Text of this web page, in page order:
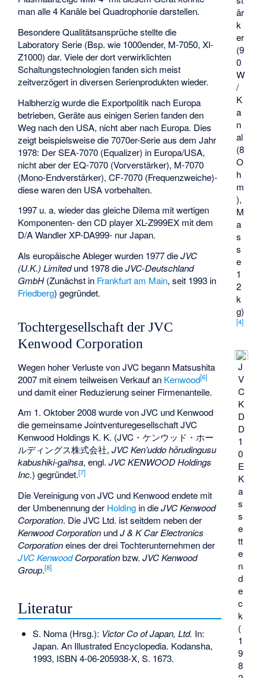
är
k
er
(9
0
W
/
K
a
n
al
(8
O
h
m
),
M
a
s
s
e
1
2
k
g)
[4]
J
V
C
K
D
D
1
0
E
K
a
s
s
e
tt
e
n
d
e
c
k
(
1
9
8
man alle 4 Kanäle bei Quadrophonie darstellen.
Besondere Qualitätsansprüche stellte die
Laboratory Serie (Bsp. wie 1000ender, M-7050, Xl-
Z1000) dar. Viele der dort verwirklichten
Schaltungstechnologien fanden sich meist
zeitverzögert in diversen Serienprodukten wieder.
Halbherzig wurde die Exportpolitik nach Europa
betrieben, Geräte aus einigen Serien fanden den
Weg nach den USA, nicht aber nach Europa. Dies
zeigt beispielsweise die 7070er-Serie aus dem Jahr
1978: Der SEA-7070 (Equalizer) in Europa/USA,
nicht aber der EQ-7070 (Vorverstärker), M-7070
(Mono-Endverstärker), CF-7070 (Frequenzweiche)-
diese waren den USA vorbehalten.
1997 u. a. wieder das gleiche Dilema mit wertigen
Komponenten- den CD player XL-Z999EX mit dem
D/A Wandler XP-DA999- nur Japan.
Als europäische Ableger wurden 1977 dieJVC
(U.K.) Limitedund 1978 dieJVC-Deutschland
GmbH(Zunächst in Frankfurt am Main, seit 1993 in
Friedberg) gegründet.
Tochtergesellschaft der JVC
Kenwood Corporation
Wegen hoher Verluste von JVC begann Matsushita
2007 mit einem teilweisen Verkauf an Kenwood[6]
und damit einer Reduzierung seiner Firmenanteile.
Am 1. Oktober 2008 wurde von JVC und Kenwood
die gemeinsame Jointventuregesellschaft JVC
Kenwood Holdings K. K. (JVC・ケンウッド・ホー
ルディングス株式会社,JVC Ken’uddo hōrudingusu
kabushiki-gaihsa, engl.JVC KENWOOD Holdings
Inc.) gegründet.[7]
Die Vereinigung von JVC und Kenwood endete mit
der Umbenennung der Holding in dieJVC Kenwood
Corporation. Die JVC Ltd. ist seitdem neben der
Kenwood Corporation undJ & K Car Electronics
Corporationeines der drei Tochterunternehmen der
JVC KenwoodCorporationbzw.JVC Kenwood
Group.[8]
Literatur
S. Noma (Hrsg.): Victor Co of Japan, Ltd. In:
Japan. An Illustrated Encyclopedia. Kodansha,
1993, ISBN 4-06-205938-X, S. 1673.